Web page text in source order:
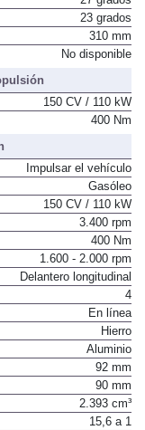
23 grados
310 mm
No disponible
150 CV / 110 kW
400 Nm
Impulsar el vehículo
Gasóleo
150 CV / 110 kW
3.400 rpm
400 Nm
1.600 - 2.000 rpm
Delantero longitudinal
4
En línea
Hierro
Aluminio
92 mm
90 mm
2.393 cm³
15,6 a 1